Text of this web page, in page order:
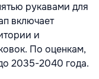
рукавами для
включает
и
По оценкам,
2035-2040 года.